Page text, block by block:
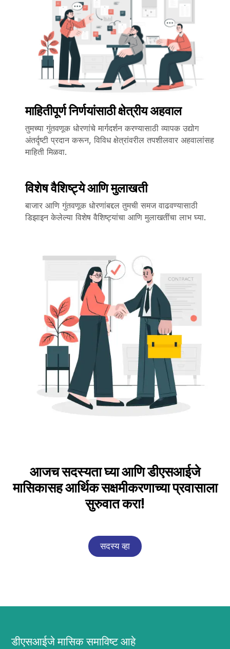
माहितीपूर्ण निर्णयांसाठी क्षेत्रीय अहवाल
तुमच्या गुंतवणूक धोरणांचे मार्गदर्शन करण्यासाठी व्यापक उद्योग
अंतर्दृष्टी प्रदान करून, विविध क्षेत्रांवरील तपशीलवार अहवालांसह
माहिती मिळवा.
विशेष वैशिष्ट्ये आणि मुलाखती
बाजार आणि गुंतवणूक धोरणांबद्दल तुमची समज वाढवण्यासाठी
डिझाइन केलेल्या विशेष वैशिष्ट्यांचा आणि मुलाखतींचा लाभ घ्या.
आजच सदस्यता घ्या आणि डीएसआईजे
मासिकासह आर्थिक सक्षमीकरणाच्या प्रवासाला
सुरुवात करा!
सदस्य व्हा
डीएसआईजे मासिक समाविष्ट आहे